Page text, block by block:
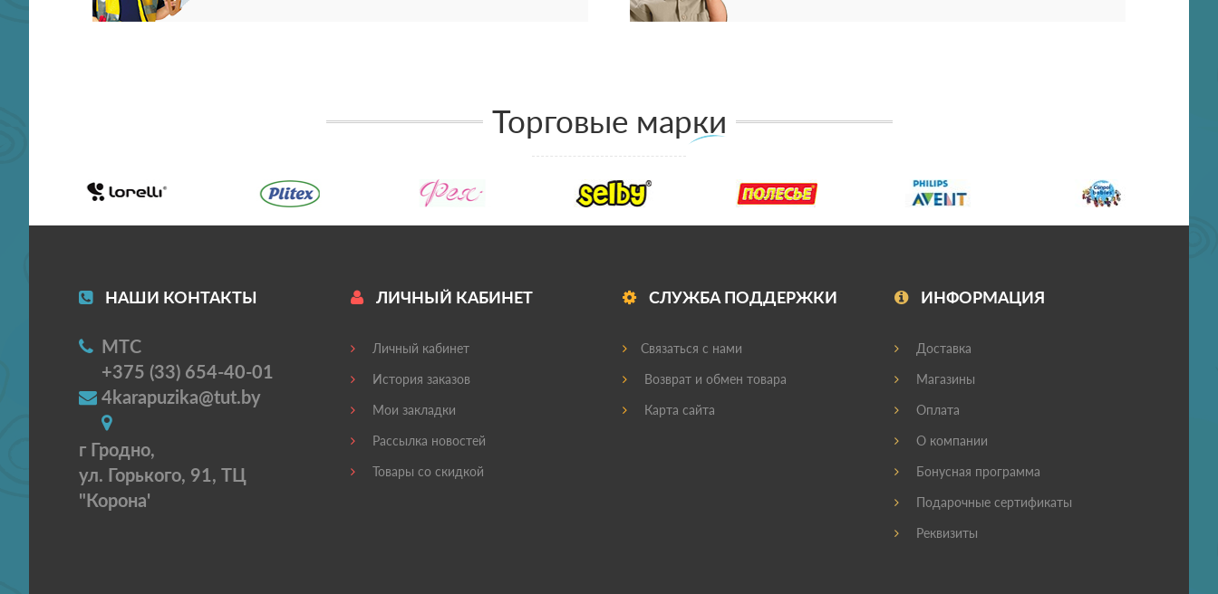
Торговые марки
НАШИ КОНТАКТЫ
МТС
+375 (33) 654-40-01
4karapuzika@tut.by
г Гродно,
ул. Горького, 91, ТЦ
"Корона'
ЛИЧНЫЙ КАБИНЕТ
Личный кабинет
История заказов
Мои закладки
Рассылка новостей
Товары со скидкой
СЛУЖБА ПОДДЕРЖКИ
Связаться с нами
Возврат и обмен товара
Карта сайта
ИНФОРМАЦИЯ
Доставка
Магазины
Оплата
О компании
Бонусная программа
Подарочные сертификаты
Реквизиты